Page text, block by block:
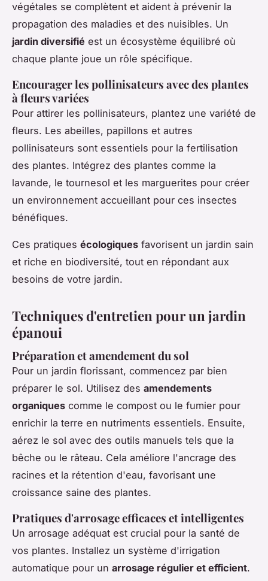
végétales se complètent et aident à prévenir la
propagation des maladies et des nuisibles. Un
jardin diversifié est un écosystème équilibré où
chaque plante joue un rôle spécifique.
Encourager les pollinisateurs avec des plantes
à fleurs variées
Pour attirer les pollinisateurs, plantez une variété de
fleurs. Les abeilles, papillons et autres
pollinisateurs sont essentiels pour la fertilisation
des plantes. Intégrez des plantes comme la
lavande, le tournesol et les marguerites pour créer
un environnement accueillant pour ces insectes
bénéfiques.
Ces pratiques écologiques favorisent un jardin sain
et riche en biodiversité, tout en répondant aux
besoins de votre jardin.
Techniques d'entretien pour un jardin
épanoui
Préparation et amendement du sol
Pour un jardin florissant, commencez par bien
préparer le sol. Utilisez des amendements
organiques comme le compost ou le fumier pour
enrichir la terre en nutriments essentiels. Ensuite,
aérez le sol avec des outils manuels tels que la
bêche ou le râteau. Cela améliore l'ancrage des
racines et la rétention d'eau, favorisant une
croissance saine des plantes.
Pratiques d'arrosage efficaces et intelligentes
Un arrosage adéquat est crucial pour la santé de
vos plantes. Installez un système d'irrigation
automatique pour un arrosage régulier et efficient.